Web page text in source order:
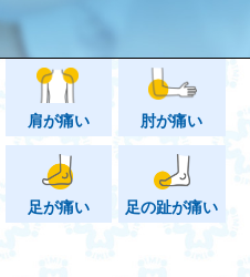
肩が痛い 肘が痛い
足が痛い 足の趾が痛い